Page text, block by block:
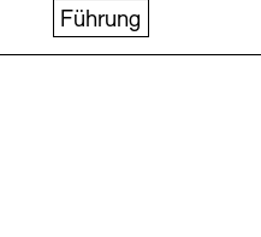
Führung